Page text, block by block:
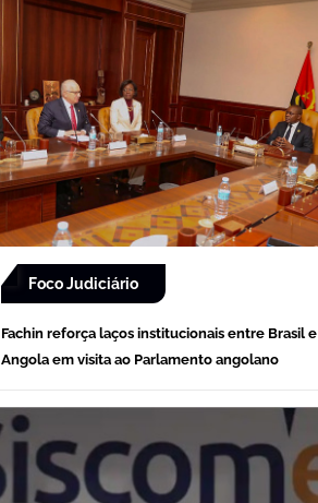
Foco Judiciário
Fachin reforça laços institucionais entre Brasil e
Angola em visita ao Parlamento angolano